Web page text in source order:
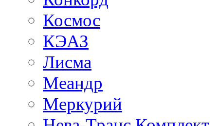
Космос
КЭАЗ
Лисма
Меандр
Меркурий